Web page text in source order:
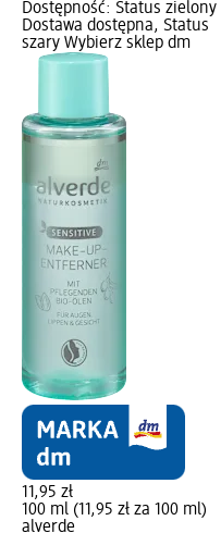
Dostępność: Status zielony
Dostawa dostępna, Status
szary Wybierz sklep dm
11,95 zł
100 ml (11,95 zł za 100 ml)
alverde